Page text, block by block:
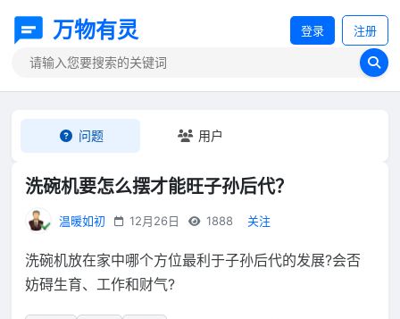
万物有灵 登录 注册
问题 用户
洗碗机要怎么摆才能旺子孙后代？
温暖如初 12月26日 1888 关注
洗碗机放在家中哪个方位最利于子孙后代的发展?会否
妨碍生育、工作和财气?